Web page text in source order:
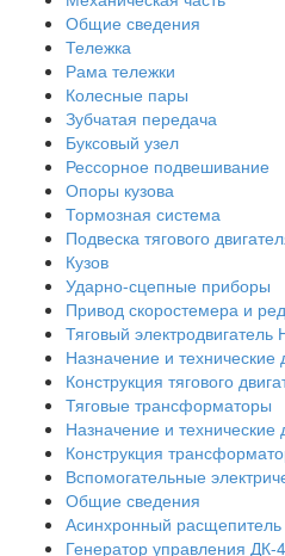
Общие сведения
Тележка
Рама тележки
Колесные пары
Зубчатая передача
Буксовый узел
Рессорное подвешивание
Опоры кузова
Тормозная система
Подвеска тягового
Кузов
Ударно-сцепные приборы
Привод скоростемера и
Тяговый
Назначение и технические
Конструкция тягового
Тяговые трансформаторы
Назначение и
Конструкция
Вспомогательные
Общие сведения
Асинхронный
Генератор управления ДК-